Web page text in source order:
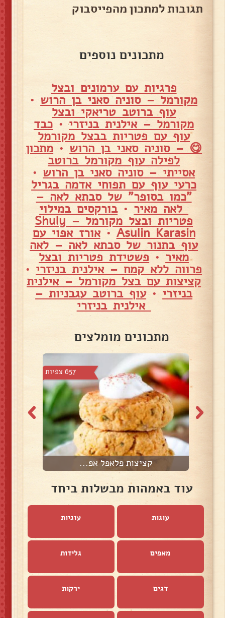
תגובות למתכון מהפייסבוק
מתכונים נוספים
פרגיות עם ערמונים ובצל
מקורמל – סוניה סאני בן הרוש •
עוף ברוטב טריאקי ובצל
מקורמל – אילנית בניזרי• כבד
עוף עם פטריות בבצל מקורמל
😋 – סוניה סאני בן הרוש • מתכון
לפילה עוף מקורמל ברוטב
אסייתי – סוניה סאני בן הרוש •
כרעי עוף עם תפוחי אדמה בגריל
"כמו בסופר" של סבתא לאה –
לאה מאיר •בורקסים במילוי
פטריות ובצל מקורמל – Shuly
Asulin Karasin
•אורז אפוי עם
עוף בתנור של סבתא לאה – לאה
מאיר • פשטידת פטריות ובצל
פרווה ללא קמח – אילנית בניזרי •
קציצות עם בצל מקורמל – אילנית
בניזרי •עוף ברוטב עגבניות –
אילנית בניזרי
מתכונים מומלצים
657 צפיות
קציצות פלאפל אפ...
עוד באמהות מבשלות ביחד
עוגות עוגיות
מאפים גלידות
דגים ירקות